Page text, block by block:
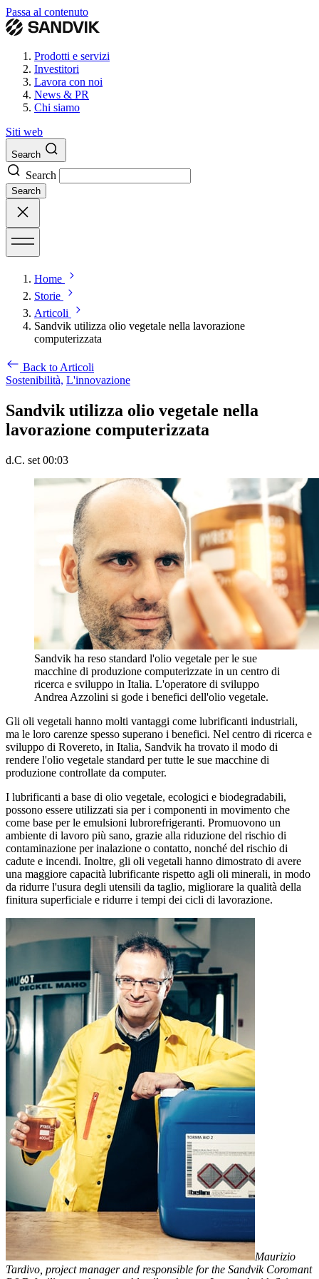
Passa al contenuto
Prodotti e servizi
Investitori
Lavora con noi
News & PR
Chi siamo
Siti web
Search
Search
Search
Home
Storie
Articoli
Sandvik utilizza olio vegetale nella lavorazione
computerizzata
Back to Articoli
Sostenibilità, L'innovazione
Sandvik utilizza olio vegetale nella
lavorazione computerizzata
d.C. set 00:03
Sandvik ha reso standard l'olio vegetale per le sue
macchine di produzione computerizzate in un centro di
ricerca e sviluppo in Italia. L'operatore di sviluppo
Andrea Azzolini si gode i benefici dell'olio vegetale.
Gli oli vegetali hanno molti vantaggi come lubrificanti industriali,
ma le loro carenze spesso superano i benefici. Nel centro di ricerca e
sviluppo di Rovereto, in Italia, Sandvik ha trovato il modo di
rendere l'olio vegetale standard per tutte le sue macchine di
produzione controllate da computer.
I lubrificanti a base di olio vegetale, ecologici e biodegradabili,
possono essere utilizzati sia per i componenti in movimento che
come base per le emulsioni lubrorefrigeranti. Promuovono un
ambiente di lavoro più sano, grazie alla riduzione del rischio di
contaminazione per inalazione o contatto, nonché del rischio di
cadute e incendi. Inoltre, gli oli vegetali hanno dimostrato di avere
una maggiore capacità lubrificante rispetto agli oli minerali, in modo
da ridurre l'usura degli utensili da taglio, migliorare la qualità della
finitura superficiale e ridurre i tempi dei cicli di lavorazione.
Maurizio
Tardivo, project manager and responsible for the Sandvik Coromant